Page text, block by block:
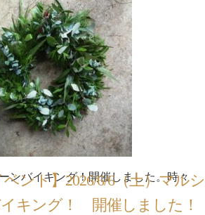
ント】2026/6/6（土）マルシ
キング！ 開催しました！
ンバイキング！開催しました。時々